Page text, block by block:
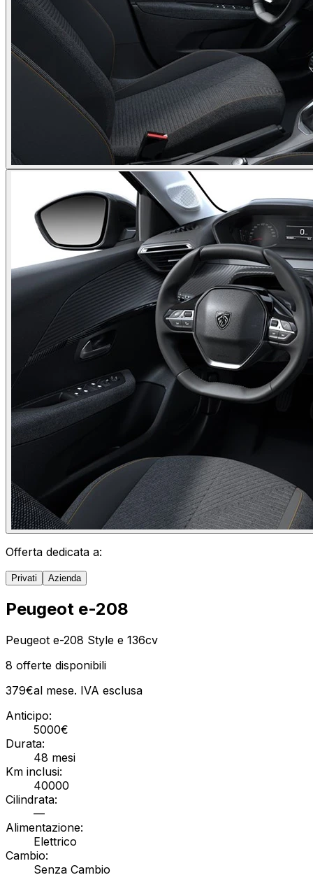
Offerta dedicata a:
Privati Azienda
Peugeot e-208
Peugeot e-208 Style e 136cv
8 offerte disponibili
379€al mese. IVA esclusa
Anticipo:
5000€
Durata:
48 mesi
Km inclusi:
40000
Cilindrata:
—
Alimentazione:
Elettrico
Cambio:
Senza Cambio